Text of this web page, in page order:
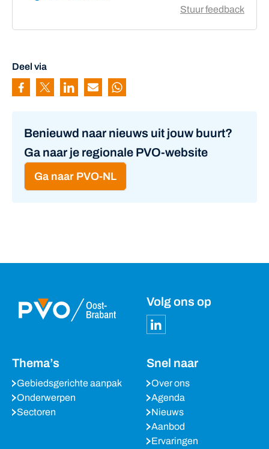
Stuur feedback
Deel via
Pagina delen via Facebook
Pagina delen via Twitter
Pagina delen via Linkedin
Pagina delen via Mail
Pagina delen via Whatsapp
Benieuwd naar nieuws uit jouw buurt?
Ga naar je regionale PVO-website
Ga naar PVO-NL
Volg ons op
Thema’s
Gebiedsgerichte aanpak
Onderwerpen
Sectoren
Snel naar
Over ons
Agenda
Nieuws
Aanbod
Ervaringen